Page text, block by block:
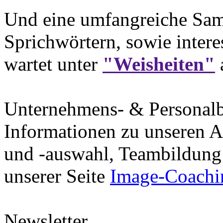
Und eine umfangreiche
Sprichwörtern, sowie
wartet unter "Weisheiten"
Unternehmens- &
Informationen zu unseren
und -auswahl,
unserer Seite Image-